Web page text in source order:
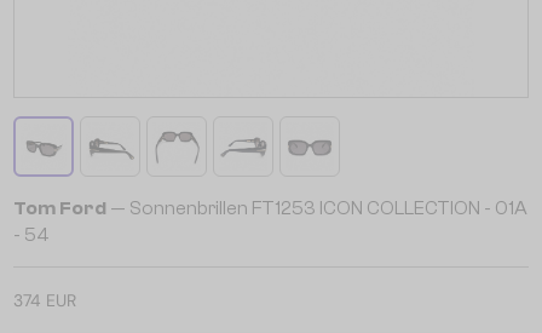
Tom Ford — Sonnenbrillen FT1253 ICON COLLECTION - 01A
- 54
374 EUR